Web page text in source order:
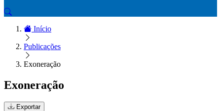
Início
Publicações
Exoneração
Exoneração
Exportar